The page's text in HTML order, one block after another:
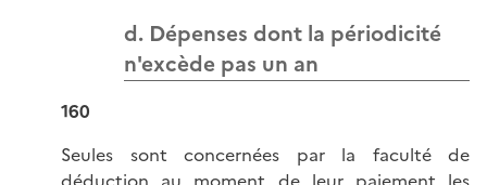
d. Dépenses dont la périodicité
n'excède pas un an
160
Seules sont concernées par la faculté de